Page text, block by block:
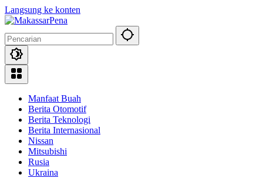
Langsung ke konten
Manfaat Buah
Berita Otomotif
Berita Teknologi
Berita Internasional
Nissan
Mitsubishi
Rusia
Ukraina